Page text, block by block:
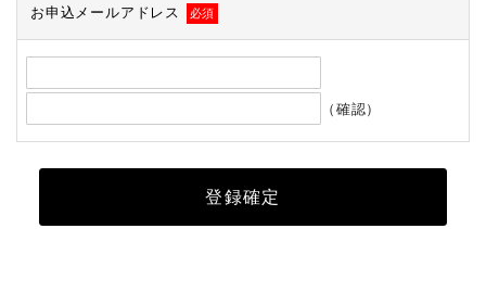
お申込メールアドレス 必須
（確認）